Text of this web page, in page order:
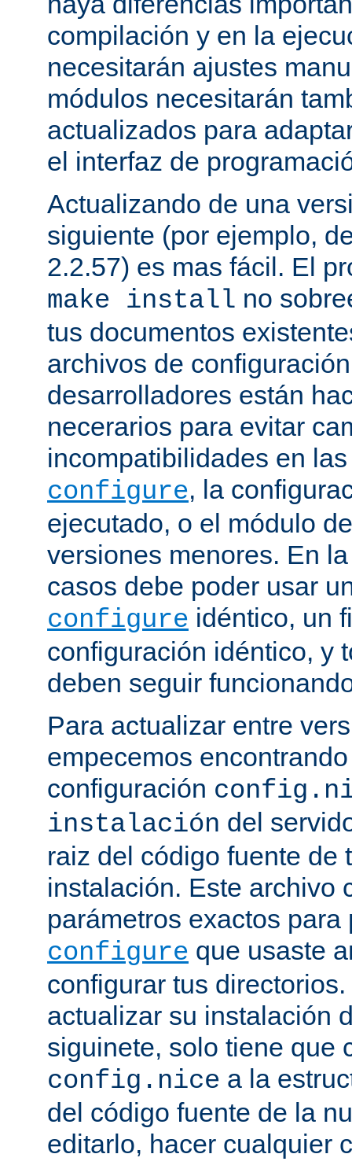
compilación y en la
necesitarán ajustes
módulos necesitarán
actualizados para
el interfaz de
Actualizando de una
siguiente (por ejemplo,
2.2.57) es mas fácil. El
make install no
tus documentos
archivos de
desarrolladores están
necerarios para evitar
incompatibilidades en
configure, la
ejecutado, o el módulo
versiones menores. En
casos debe poder usar
configure idéntico, un
configuración idéntico, y
deben seguir
Para actualizar entre
empecemos
configuración
instalación del
raiz del código fuente de
instalación. Este archivo
parámetros exactos para
configure que usaste
configurar tus
actualizar su instalación
siguinete, solo tiene que
config.nice a la
del código fuente de la
editarlo, hacer cualquier